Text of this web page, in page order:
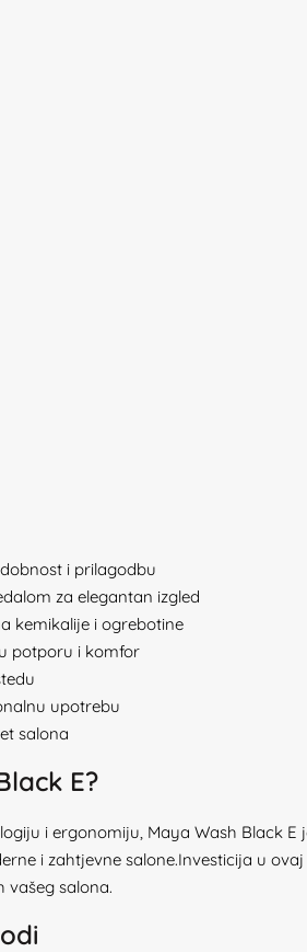
i prilagodbu
za elegantan izgled
kemikalije i ogrebotine
potporu i komfor
upotrebu
salona
E?
i ergonomiju, Maya Wash Black
i zahtjevne salone.Investicija u
vašeg salona.